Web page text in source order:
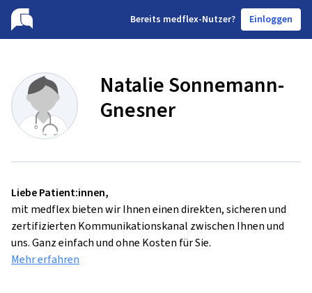
Bereits medflex-Nutzer? Einloggen
Natalie Sonnemann-
Gnesner
Liebe Patient:innen,
mit medflex bieten wir Ihnen einen direkten, sicheren und
zertifizierten Kommunikationskanal zwischen Ihnen und
uns. Ganz einfach und ohne Kosten für Sie.
Mehr erfahren